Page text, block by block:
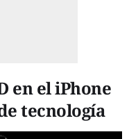
en el iPhone
tecnología